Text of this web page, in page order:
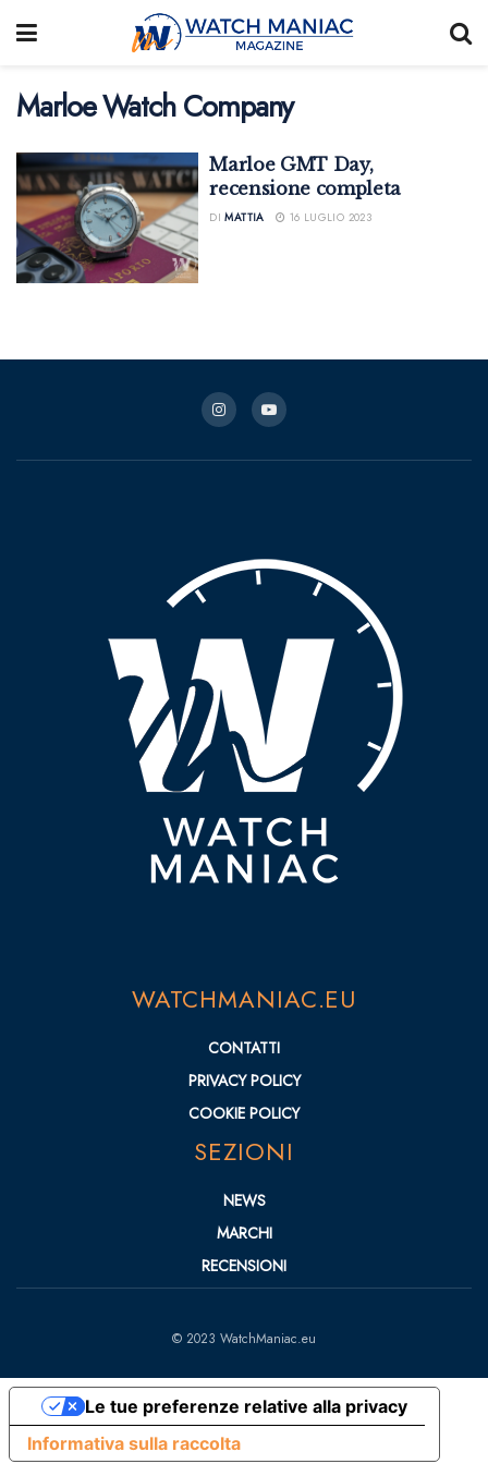
Marloe Watch Company
Marloe GMT Day,
recensione completa
DI MATTIA 16 LUGLIO 2023
WATCHMANIAC.EU
CONTATTI
PRIVACY POLICY
COOKIE POLICY
SEZIONI
NEWS
MARCHI
RECENSIONI
© 2023 WatchManiac.eu
Informativa sulla raccolta
Le tue preferenze relative alla privacy